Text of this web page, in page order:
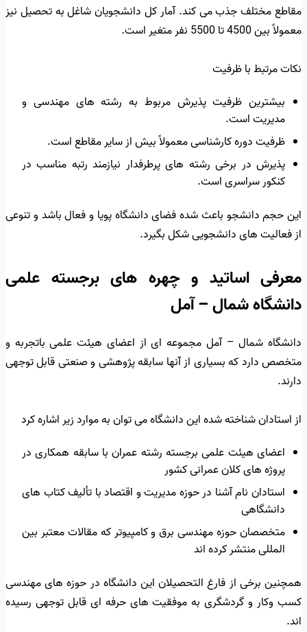
مقاطع مختلف جذب می کند. آمار کل دانشجویان شاغل به تحصیل نیز
معمولاً بین 4500 تا 5500 نفر متغیر است.
نکات مرتبط با ظرفیت
بیشترین ظرفیت پذیرش مربوط به رشته های مهندسی و
مدیریت است.
ظرفیت دوره کارشناسی معمولاً بیش از سایر مقاطع است.
پذیرش در برخی رشته های پرطرفدار نیازمند رتبه مناسب در
کنکور سراسری است.
این حجم دانشجو باعث شده فضای دانشگاه پویا و فعال باشد و تنوعی
از فعالیت های دانشجویی شکل بگیرد.
معرفی اساتید و چهره های برجسته علمی
دانشگاه شمال – آمل
دانشگاه شمال – آمل مجموعه ای از اعضای هیئت علمی باتجربه و
متخصص دارد که بسیاری از آنها سابقه پژوهشی و صنعتی قابل توجهی
دارند.
از استادان شناخته شده این دانشگاه می توان به موارد زیر اشاره کرد
اعضای هیئت علمی برجسته رشته عمران با سابقه همکاری در
پروژه های کلان عمرانی کشور
استادان نام آشنا در حوزه مدیریت و اقتصاد با تألیف کتاب های
دانشگاهی
متخصصان حوزه مهندسی برق و کامپیوتر که مقالات معتبر بین
المللی منتشر کرده اند
همچنین برخی از فارغ التحصیلان این دانشگاه در حوزه های مهندسی
کسب وکار و گردشگری به موفقیت های حرفه ای قابل توجهی رسیده
اند.